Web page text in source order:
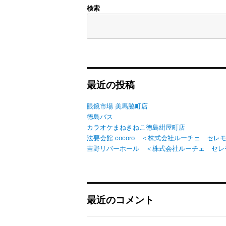
検索
最近の投稿
眼鏡市場 美馬脇町店
徳島バス
カラオケまねきねこ徳島紺屋町店
法要会館 cocoro ＜株式会社ルーチェ セレモ
吉野リバーホール ＜株式会社ルーチェ セレ
最近のコメント